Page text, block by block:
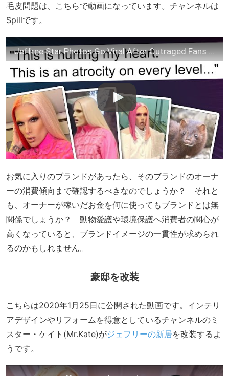
毛皮問題は、こちらで動画になっています。チャンネルは
Spillです。
Jeffree Star Photos Go Viral After Outraged Fans Expose What He's Wearing
お気に入りのブランドがあったら、そのブランドのオーナ
ーの消費傾向まで確認するべきなのでしょうか？ それと
も、オーナーが稼いだお金を何に使ってもブランドとは無
関係でしょうか？ 動物愛護や環境保護へ消費者の関心が
高くなっていると、ブランドイメージの一貫性が求められ
るのかもしれません。
豪邸を改装
こちらは2020年1月25日に公開された動画です。インテリ
アデザインやリフォームを得意としているチャンネルのミ
スター・ケイト(Mr.Kate)がジェフリーの新居を改装するよ
うです。